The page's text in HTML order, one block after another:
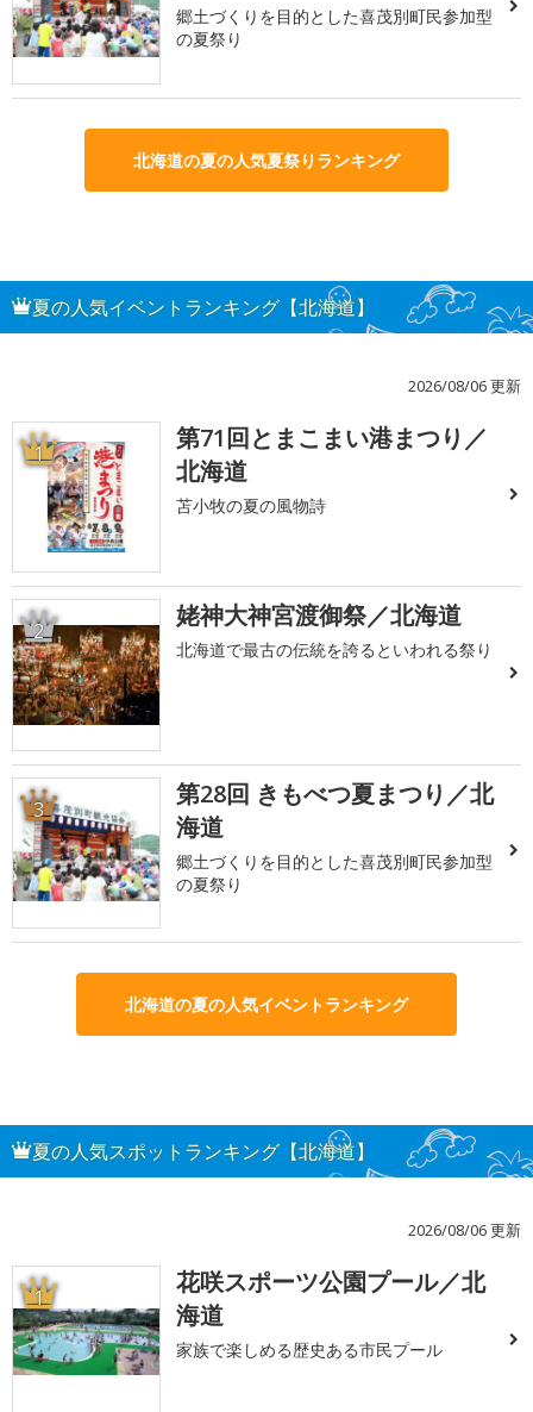
郷土づくりを目的とした喜茂別町民参加型
の夏祭り
北海道の夏の人気夏祭りランキング
夏の人気イベントランキング【北海道】
2026/08/06 更新
1
第71回とまこまい港まつり／
北海道
苫小牧の夏の風物詩
2 姥神大神宮渡御祭／北海道
北海道で最古の伝統を誇るといわれる祭り
3
第28回 きもべつ夏まつり／北
海道
郷土づくりを目的とした喜茂別町民参加型
の夏祭り
北海道の夏の人気イベントランキング
夏の人気スポットランキング【北海道】
2026/08/06 更新
1
花咲スポーツ公園プール／北
海道
家族で楽しめる歴史ある市民プール